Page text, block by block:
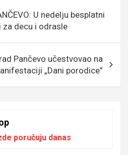
g
er
A
p
p
U nedelju besplatni
za decu i odrasle
Pančevo učestvovao na
„Dani porodice”
poručuju danas